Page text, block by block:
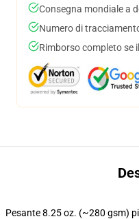
Consegna mondiale a
Numero di
Rimborso completo se
Pesante 8.25 oz. (~280 gsm)